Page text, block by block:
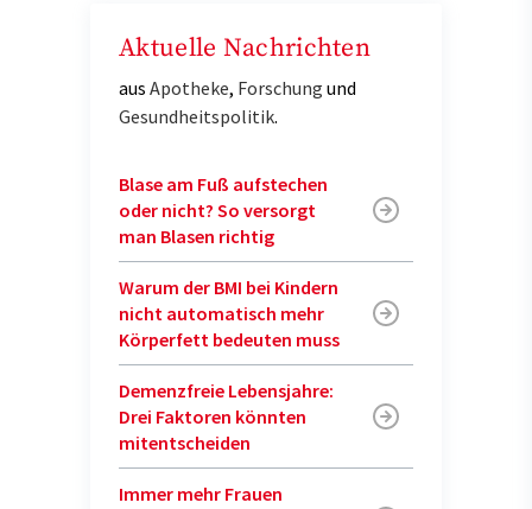
Aktuelle Nachrichten
aus Apotheke, Forschung und
Gesundheitspolitik.
Blase am Fuß aufstechen
oder nicht? So versorgt
man Blasen richtig
Warum der BMI bei Kindern
nicht automatisch mehr
Körperfett bedeuten muss
Demenzfreie Lebensjahre:
Drei Faktoren könnten
mitentscheiden
Immer mehr Frauen